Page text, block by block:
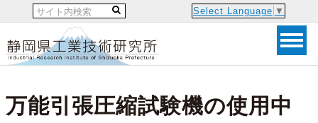
Select Language ▼
万能引張圧縮試験機の使用中